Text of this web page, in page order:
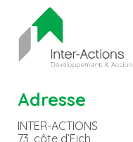
Adresse
INTER-ACTIONS
73, côte d’Eich